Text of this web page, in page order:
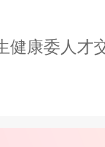
委人才交